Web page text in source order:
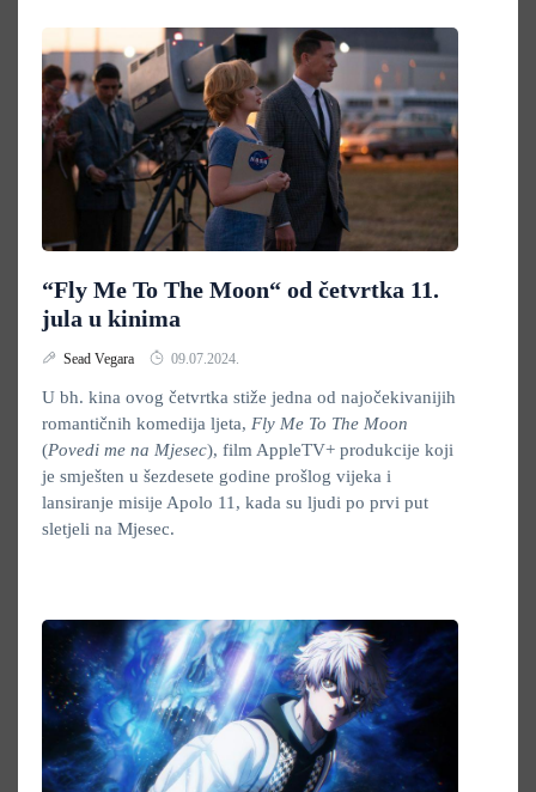
“Fly Me To The Moon“ od četvrtka 11.
jula u kinima
Sead Vegara 09.07.2024.
U bh. kina ovog četvrtka stiže jedna od najočekivanijih
romantičnih komedija ljeta, Fly Me To The Moon
(Povedi me na Mjesec), film AppleTV+ produkcije koji
je smješten u šezdesete godine prošlog vijeka i
lansiranje misije Apolo 11, kada su ljudi po prvi put
sletjeli na Mjesec.